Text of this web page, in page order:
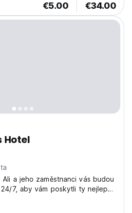
€5.00 €34.00
Hotel
a jeho zaměstnanci vás budou
7, aby vám poskytli ty nejlepší